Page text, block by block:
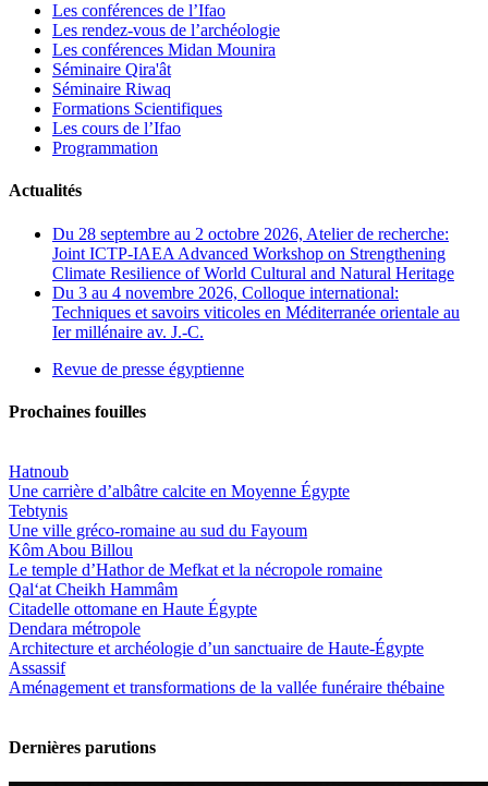
Les conférences de l’Ifao
Les rendez-vous de l’archéologie
Les conférences Midan Mounira
Séminaire Qira'ât
Séminaire Riwaq
Formations Scientifiques
Les cours de l’Ifao
Programmation
Actualités
Du 28 septembre au 2 octobre 2026, Atelier de recherche:
Joint ICTP-IAEA Advanced Workshop on Strengthening
Climate Resilience of World Cultural and Natural Heritage
Du 3 au 4 novembre 2026, Colloque international:
Techniques et savoirs viticoles en Méditerranée orientale au
Ier millénaire av. J.-C.
Revue de presse égyptienne
Prochaines fouilles
Hatnoub
Une carrière d’albâtre calcite en Moyenne Égypte
Tebtynis
Une ville gréco-romaine au sud du Fayoum
Kôm Abou Billou
Le temple d’Hathor de Mefkat et la nécropole romaine
Qal‘at Cheikh Hammâm
Citadelle ottomane en Haute Égypte
Dendara métropole
Architecture et archéologie d’un sanctuaire de Haute-Égypte
Assassif
Aménagement et transformations de la vallée funéraire thébaine
Dernières parutions